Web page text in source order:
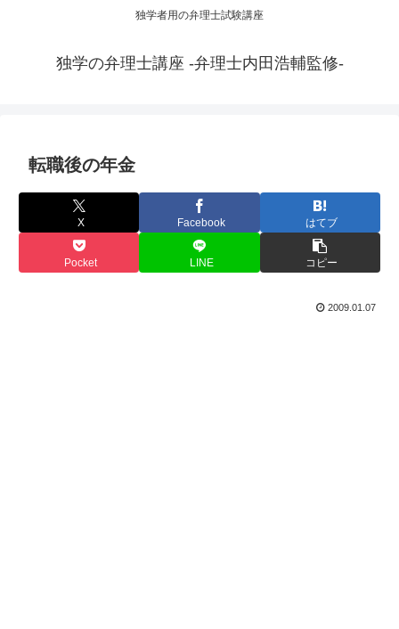
独学者用の弁理士試験講座
独学の弁理士講座 -弁理士内田浩輔監修-
転職後の年金
X Facebook はてブ
Pocket LINE コピー
2009.01.07